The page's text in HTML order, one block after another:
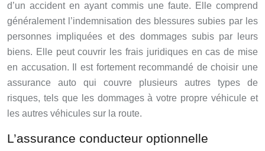
d’un accident en ayant commis une faute. Elle comprend
généralement l’indemnisation des blessures subies par les
personnes impliquées et des dommages subis par leurs
biens. Elle peut couvrir les frais juridiques en cas de mise
en accusation. Il est fortement recommandé de choisir une
assurance auto qui couvre plusieurs autres types de
risques, tels que les dommages à votre propre véhicule et
les autres véhicules sur la route.
L’assurance conducteur optionnelle